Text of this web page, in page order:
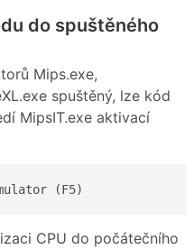
do spuštěného
Mips.exe,
spuštěný, lze kód
MipsIT.exe aktivací
(F5)
CPU do počátečního